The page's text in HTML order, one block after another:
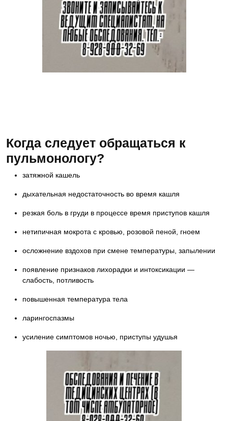
Когда следует обращаться к
пульмонологу?
затяжной кашель
дыхательная недостаточность во время кашля
резкая боль в груди в процессе время приступов кашля
нетипичная мокрота с кровью, розовой пеной, гноем
осложнение вздохов при смене температуры, запылении
появление признаков лихорадки и интоксикации —
слабость, потливость
повышенная температура тела
ларингоспазмы
усиление симптомов ночью, приступы удушья